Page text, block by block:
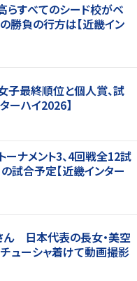
すべてのシード校がベ
勝負の行方は【近畿イン
最終順位と個人賞、試
ーハイ2026】
ーナメント3、4回戦全12試
試合予定【近畿インター
ん 日本代表の長女・美空
ューシャ着けて動画撮影